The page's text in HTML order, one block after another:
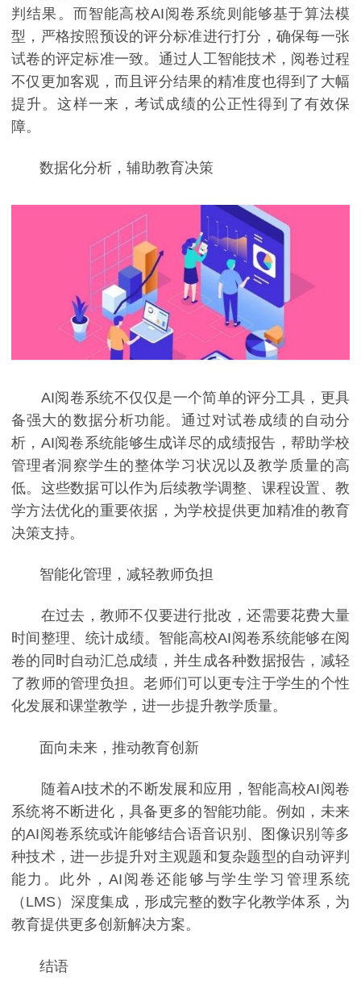
判结果。而智能高校AI阅卷系统则能够基于算法模
型，严格按照预设的评分标准进行打分，确保每一张
试卷的评定标准一致。通过人工智能技术，阅卷过程
不仅更加客观，而且评分结果的精准度也得到了大幅
提升。这样一来，考试成绩的公正性得到了有效保
障。
数据化分析，辅助教育决策
AI阅卷系统不仅仅是一个简单的评分工具，更具
备强大的数据分析功能。通过对试卷成绩的自动分
析，AI阅卷系统能够生成详尽的成绩报告，帮助学校
管理者洞察学生的整体学习状况以及教学质量的高
低。这些数据可以作为后续教学调整、课程设置、教
学方法优化的重要依据，为学校提供更加精准的教育
决策支持。
智能化管理，减轻教师负担
在过去，教师不仅要进行批改，还需要花费大量
时间整理、统计成绩。智能高校AI阅卷系统能够在阅
卷的同时自动汇总成绩，并生成各种数据报告，减轻
了教师的管理负担。老师们可以更专注于学生的个性
化发展和课堂教学，进一步提升教学质量。
面向未来，推动教育创新
随着AI技术的不断发展和应用，智能高校AI阅卷
系统将不断进化，具备更多的智能功能。例如，未来
的AI阅卷系统或许能够结合语音识别、图像识别等多
种技术，进一步提升对主观题和复杂题型的自动评判
能力。此外，AI阅卷还能够与学生学习管理系统
（LMS）深度集成，形成完整的数字化教学体系，为
教育提供更多创新解决方案。
结语